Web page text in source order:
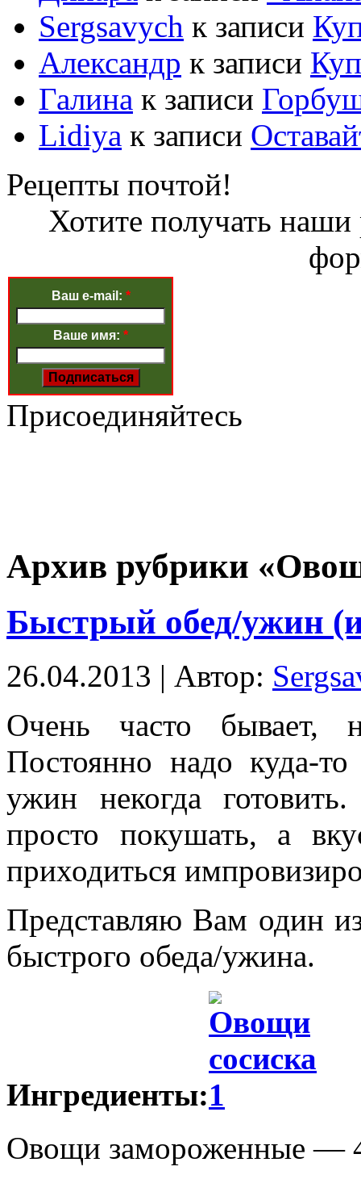
Sergsavych к записи
Александр к записи
Галина к записи
Lidiya к записи
Рецепты почтой!
Хотите получать наши
Ваш e-mail: *
Ваше имя: *
Присоединяйтесь
Архив рубрики
Быстрый обед/ужин
26.04.2013 | Автор:
Очень часто бывает,
Постоянно надо куда-
ужин некогда
просто покушать, а
приходиться
Представляю Вам один
быстрого обеда/ужина.
Ингредиенты:
Овощи замороженные —